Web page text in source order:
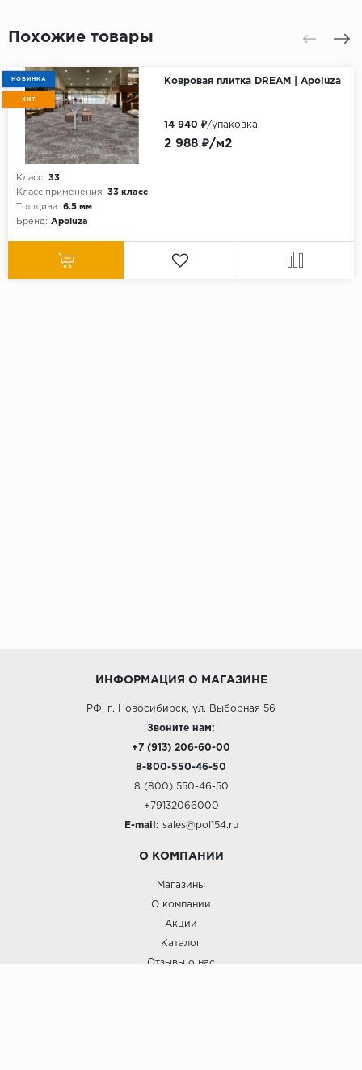
Похожие товары
НОВИНКА
ХИТ
Ковровая плитка DREAM | Apoluza
Класс: 33
Класс применения: 33 класс
Толщина: 6.5 мм
Бренд: Apoluza
2 988 ₽/м2
14 940 ₽/упаковка
ИНФОРМАЦИЯ О МАГАЗИНЕ
РФ, г. Новосибирск, ул. Выборная 56
Звоните нам:
+7 (913) 206-60-00
8-800-550-46-50
8 (800) 550-46-50
+79132066000
E-mail: sales@pol154.ru
О КОМПАНИИ
Магазины
О компании
Акции
Каталог
Отзывы о нас